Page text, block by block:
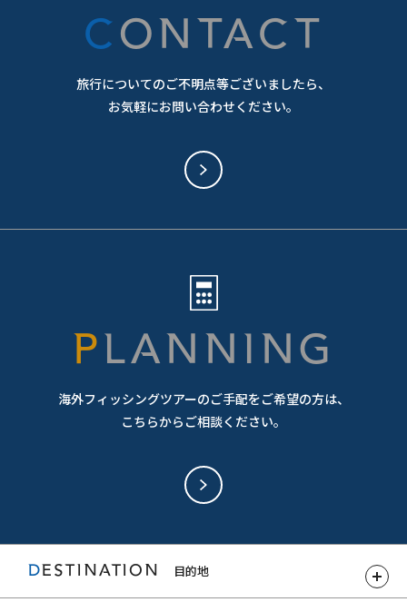
CONTACT
旅行についてのご不明点等ございましたら、
お気軽にお問い合わせください。
PLANNING
海外フィッシングツアーのご手配をご希望の方は、
こちらからご相談ください。
DESTINATION 目的地